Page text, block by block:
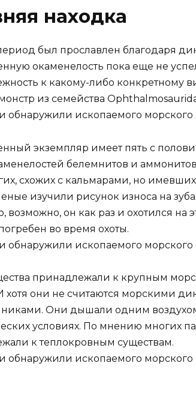
находка
был прославлен благодаря
окаменелость пока еще не
к какому-либо конкретному
из семейства
экземпляр имеет пять с
белемнитов и
схожих с кальмарами, но
изучили рисунок износа на
возможно, он как раз и охотился на
во время охоты.
принадлежали к крупным
хотя они не считаются морскими
Они дышали одним
условиях. По мнению многих
к теплокровным существам.